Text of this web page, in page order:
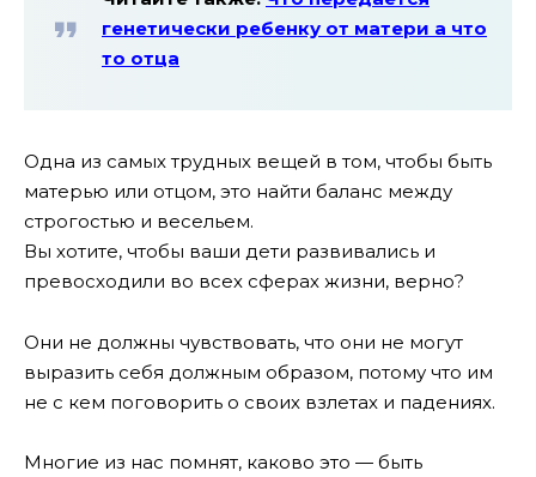
генетически ребенку от матери а что
то отца
Одна из самых трудных вещей в том, чтобы быть
матерью или отцом, это найти баланс между
строгостью и весельем.
Вы хотите, чтобы ваши дети развивались и
превосходили во всех сферах жизни, верно?
Они не должны чувствовать, что они не могут
выразить себя должным образом, потому что им
не с кем поговорить о своих взлетах и падениях.
Многие из нас помнят, каково это — быть